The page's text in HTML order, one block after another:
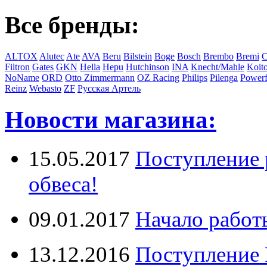
Все бренды:
ALTOX Alutec Ate AVA Beru Bilstein Boge Bosch Brembo Bremi
Filtron Gates GKN Hella Hepu Hutchinson INA Knecht/Mahle
NoName ORD Otto Zimmermann OZ Racing Philips Pilenga
Reinz Webasto ZF Русская Артель
Новости магазина:
15.05.2017 Поступление
обвеса!
09.01.2017 Начало
13.12.2016 Поступление